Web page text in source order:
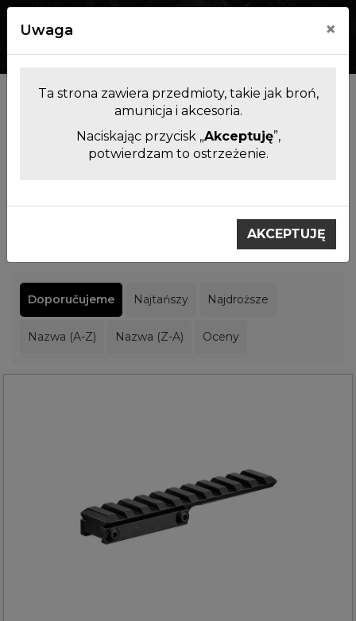
Filtrowanie produktów
Výrobci Hikvision
Doporučujeme Najtańszy Najdroższe
Nazwa (A-Z) Nazwa (Z-A) Oceny
Uwaga ×
Ta strona zawiera przedmioty, takie jak broń,
amunicja i akcesoria.
Naciskając przycisk „Akceptuję”,
potwierdzam to ostrzeżenie.
AKCEPTUJĘ